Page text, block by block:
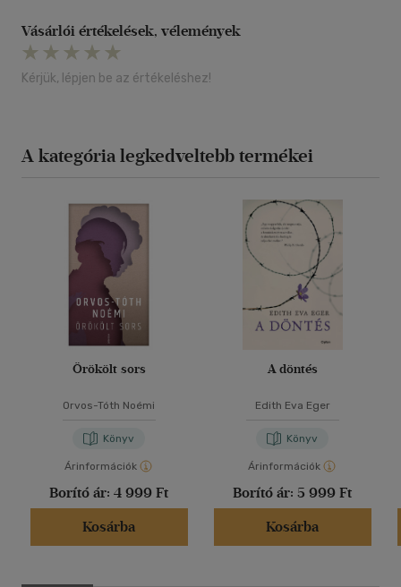
Vásárlói értékelések, vélemények
Kérjük, lépjen be az értékeléshez!
A kategória legkedveltebb termékei
Örökölt sors
Orvos-Tóth Noémi
Könyv
Árinformációk
Borító ár: 4 999 Ft
Kosárba
A döntés
Edith Eva Eger
Könyv
Árinformációk
Borító ár: 5 999 Ft
Kosárba